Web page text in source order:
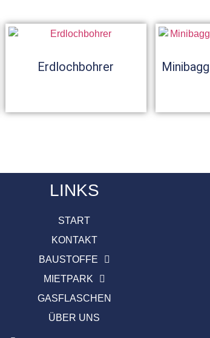
Erdlochbohrer
LINKS
START
KONTAKT
BAUSTOFFE
MIETPARK
GASFLASCHEN
ÜBER UNS